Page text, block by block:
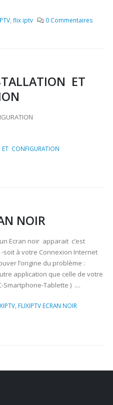
, flix iptv 0 Commentaires
ET
ET CONFIGURATION
NOIR
un Ecran noir apparait c’est
soit à votre Connexion Internet
l’origine du problème :
application que celle de votre
Smartphone-Tablette ) ....
FLIXIPTV ECRAN NOIR